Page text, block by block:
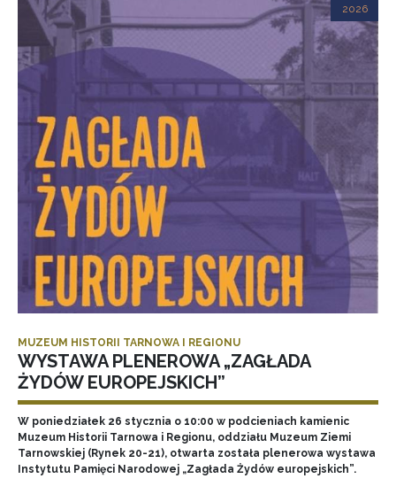
2026
MUZEUM HISTORII TARNOWA I REGIONU
WYSTAWA PLENEROWA „ZAGŁADA
ŻYDÓW EUROPEJSKICH”
W poniedziałek 26 stycznia o 10:00 w podcieniach kamienic
Muzeum Historii Tarnowa i Regionu, oddziału Muzeum Ziemi
Tarnowskiej (Rynek 20-21), otwarta została plenerowa wystawa
Instytutu Pamięci Narodowej „Zagłada Żydów europejskich”.